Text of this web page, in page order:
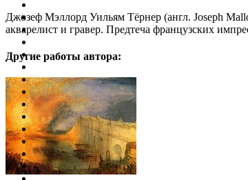
Джозеф Мэллорд Уильям Тёрнер (англ. Joseph
акварелист и гравер. Предтеча французских
Другие работы автора: